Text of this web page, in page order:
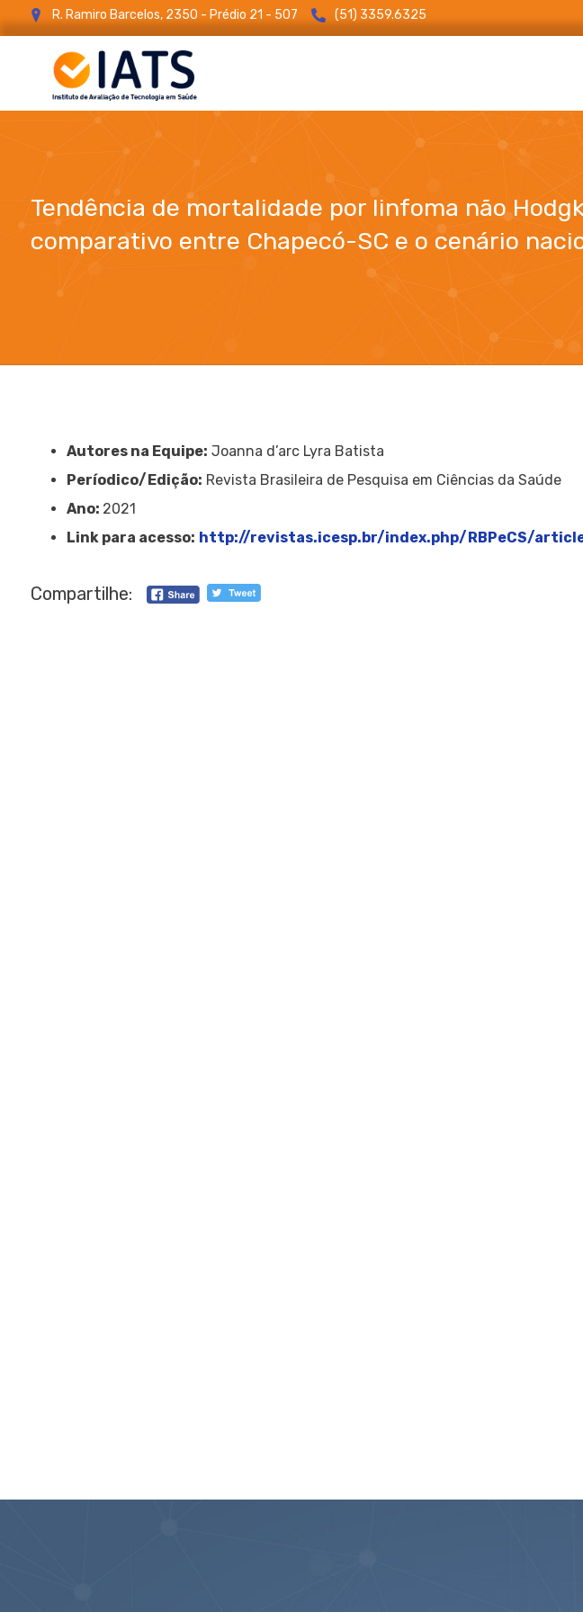
R. Ramiro Barcelos, 2350 - Prédio 21 - 507 (51) 3359.6325
Tendência de mortalidade por linfoma não
comparativo entre Chapecó-SC e o cenário
Tendência de mortalidade por linfoma não Hodgkin em uma área de
Autores na Equipe: Joanna d’arc Lyra Batista
Períodico/Edição: Revista Brasileira de Pesquisa em Ciências da Saúde
Ano: 2021
Link para acesso: http://revistas.icesp.br/index.php/RBPeCS/
Compartilhe: